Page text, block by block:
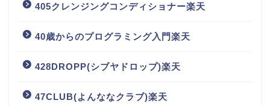
405クレンジングコンディショナー楽天
40歳からのプログラミング入門楽天
428DROPP(シブヤドロップ)楽天
47CLUB(よんななクラブ)楽天